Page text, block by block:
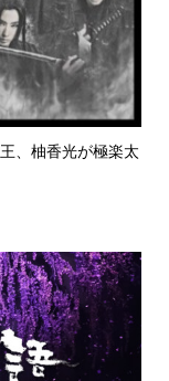
、柚香光が極楽太